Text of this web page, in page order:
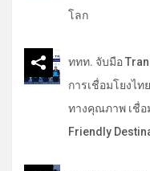
โลก
ททท. จับมือ
การเชื่อมโยงไ
ทางคุณภาพ เชื่อ
Friendly